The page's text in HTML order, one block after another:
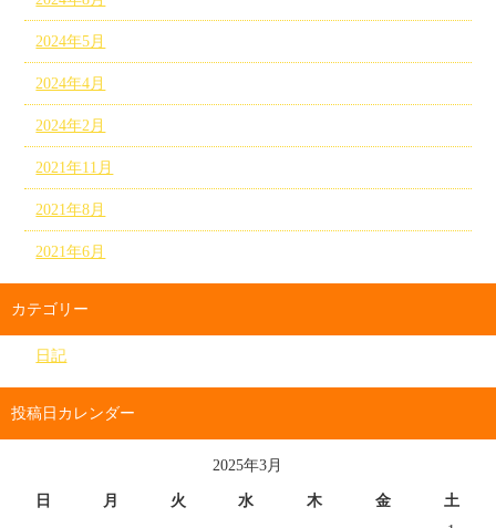
2024年5月
2024年4月
2024年2月
2021年11月
2021年8月
2021年6月
カテゴリー
日記
投稿日カレンダー
2025年3月
日 月 火 水 木 金
土